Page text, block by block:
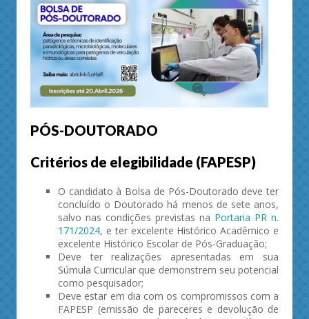
PÓS-DOUTORADO
Critérios de elegibilidade (FAPESP)
O candidato à Bolsa de Pós-Doutorado deve ter
concluído o Doutorado há menos de sete anos,
salvo nas condições previstas na Portaria PR n.
171/2024, e ter excelente Histórico Acadêmico e
excelente Histórico Escolar de Pós-Graduação;
Deve ter realizações apresentadas em sua
Súmula Curricular que demonstrem seu potencial
como pesquisador;
Deve estar em dia com os compromissos com a
FAPESP (emissão de pareceres e devolução de